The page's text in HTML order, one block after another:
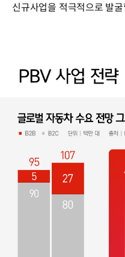
신규사업을 적극적으로 발